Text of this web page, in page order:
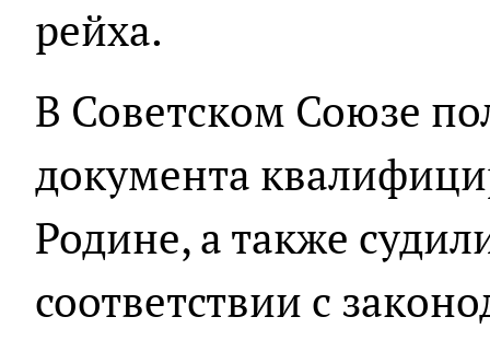
рейха.
В Советском Союзе
документа
Родине, а также
соответствии с